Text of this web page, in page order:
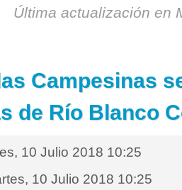
Última actualización en
Campesinas
de Río Blanco
10 Julio 2018 10:25
10 Julio 2018 10:25